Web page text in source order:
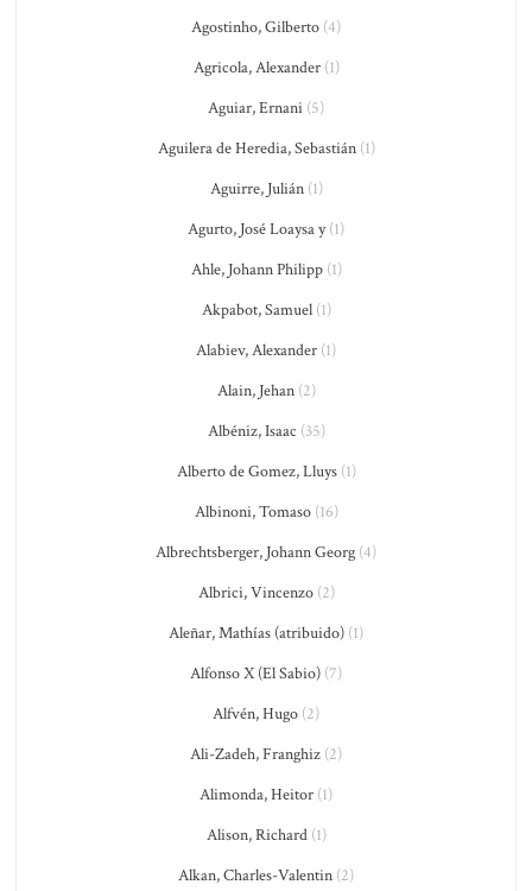
Agostinho, Gilberto (4)
Agricola, Alexander(1)
Aguiar, Ernani (5)
Aguilera de Heredia, Sebastián(1)
Aguirre, Julián(1)
Agurto, José Loaysa y(1)
Ahle, Johann Philipp(1)
Akpabot, Samuel(1)
Alabiev, Alexander (1)
Alain, Jehan(2)
Albéniz, Isaac (35)
Alberto de Gomez, Lluys(1)
Albinoni, Tomaso(16)
Albrechtsberger, Johann Georg (4)
Albrici, Vincenzo(2)
Aleñar, Mathías (atribuido) (1)
Alfonso X (El Sabio) (7)
Alfvén, Hugo (2)
Ali-Zadeh, Franghiz (2)
Alimonda, Heitor (1)
Alison, Richard(1)
Alkan, Charles-Valentin (2)